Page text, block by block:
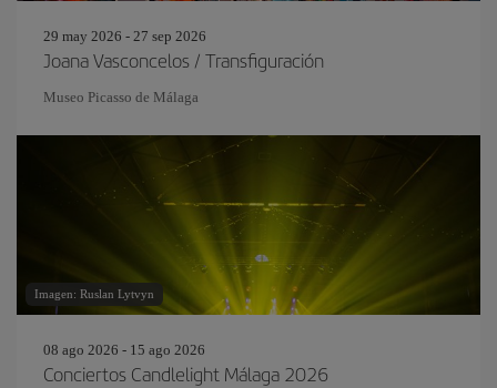
29 may 2026 - 27 sep 2026
Joana Vasconcelos / Transfiguración
Museo Picasso de Málaga
Imagen: Ruslan Lytvyn
08 ago 2026 - 15 ago 2026
Conciertos Candlelight Málaga 2026